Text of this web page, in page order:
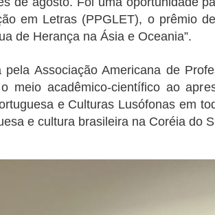
em Letras (PPGLET), o prêmio
de Herança na Ásia e Oceania”.
Associação Americana de
meio acadêmico-científico ao
e Culturas Lusófonas em
e cultura brasileira na Coréia do